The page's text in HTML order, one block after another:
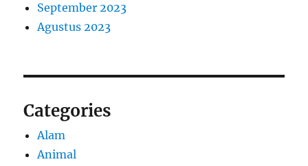
September 2023
Agustus 2023
Categories
Alam
Animal